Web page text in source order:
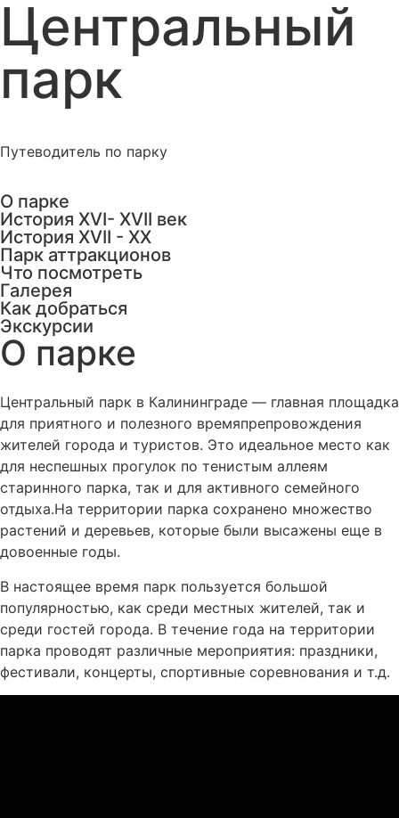
Центральный
парк
Путеводитель по парку
О парке
История XVI- XVII век
История XVII - XX
Парк аттракционов
Что посмотреть
Галерея
Как добраться
Экскурсии
О парке
Центральный парк в Калининграде — главная площадка
для приятного и полезного времяпрепровождения
жителей города и туристов. Это идеальное место как
для неспешных прогулок по тенистым аллеям
старинного парка, так и для активного семейного
отдыха.На территории парка сохранено множество
растений и деревьев, которые были высажены еще в
довоенные годы.
В настоящее время парк пользуется большой
популярностью, как среди местных жителей, так и
среди гостей города. В течение года на территории
парка проводят различные мероприятия: праздники,
фестивали, концерты, спортивные соревнования и т.д.